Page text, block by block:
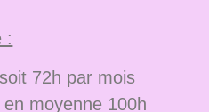
:
72h par mois
moyenne 100h